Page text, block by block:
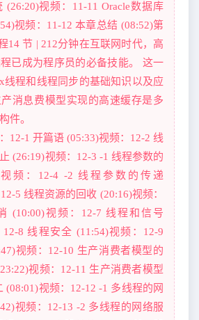
(26:20)视频：11-11 Oracle数据库
视频：11-12 本章总结 (08:52)第
14 节 | 212分钟在互联网时代，高
已成为程序员的必备技能。 这一
线程和线程同步的基础知识以及应
消息费模型实现的高速缓存是多
件。
12-1 开篇语 (05:33)视频：12-2 线
(26:19)视频：12-3 -1 线程参数的
频：12-4 -2 线程参数的传递
5 线程资源的回收 (20:16)视频：
(10:00)视频：12-7 线程和信号
12-8 线程安全 (11:54)视频：12-9
视频：12-10 生产消费者模型的
视频：12-11 生产消费者模型
(08:01)视频：12-12 -1 多线程的网
视频：12-13 -2 多线程的网络服